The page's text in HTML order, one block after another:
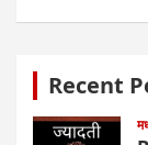
Recent